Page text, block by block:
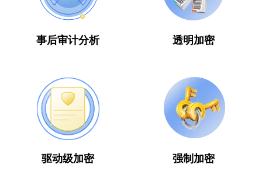
事后审计分析 透明加密
驱动级加密 强制加密